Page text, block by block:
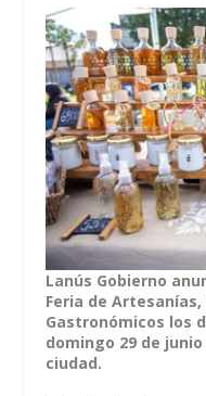
Lanús Gobierno
Feria de
Gastronómicos los
domingo 29 de
ciudad.